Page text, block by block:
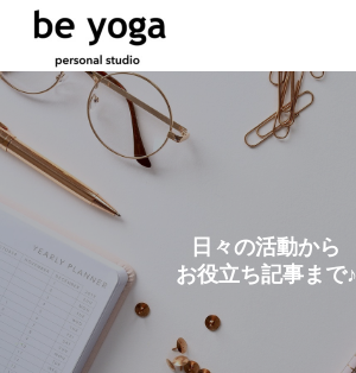
日 々の活動から
お役立ち記事ま で♪